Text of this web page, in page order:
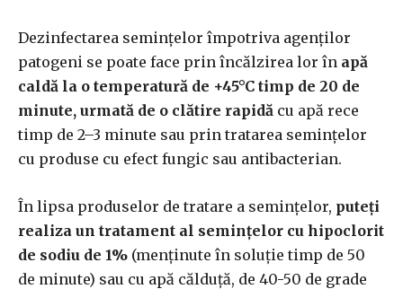
Dezinfectarea semințelor împotriva agenților
patogeni se poate face prin încălzirea lor în apă
caldă la o temperatură de +45°C timp de 20 de
minute, urmată de o clătire rapidă cu apă rece
timp de 2–3 minute sau prin tratarea semințelor
cu produse cu efect fungic sau antibacterian.
În lipsa produselor de tratare a semințelor, puteți
realiza un tratament al semințelor cu hipoclorit
de sodiu de 1% (menținute în soluție timp de 50
de minute) sau cu apă călduță, de 40-50 de grade